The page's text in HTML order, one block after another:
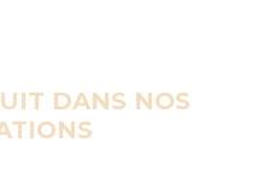
DANS NOS